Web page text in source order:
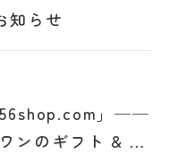
知らせ
」──
ンのギフト & プ